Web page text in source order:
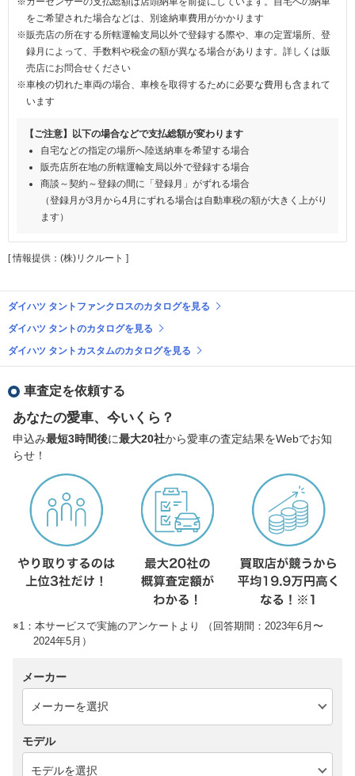
をご希望された場合などは、別途納車費用がかかります
※販売店の所在する所轄運輸支局以外で登録する際や、車の定置場所、登
録月によって、手数料や税金の額が異なる場合があります。詳しくは販
売店にお問合せください
※車検の切れた車両の場合、車検を取得するために必要な費用も含まれて
います
【ご注意】以下の場合などで支払総額が変わります
自宅などの指定の場所へ陸送納車を希望する場合
販売店所在地の所轄運輸支局以外で登録する場合
商談～契約～登録の間に「登録月」がずれる場合
（登録月が3月から4月にずれる場合は自動車税の額が大きく上がり
ます）
[ 情報提供：(株)リクルート ]
ダイハツ タントファンクロスのカタログを見る
ダイハツ タントのカタログを見る
ダイハツ タントカスタムのカタログを見る
車査定を依頼する
あなたの愛車、今いくら？
申込み最短3時間後に最大20社から愛車の査定結果をWebでお知
らせ！
※1：本サービスで実施のアンケートより （回答期間：2023年6月〜
2024年5月）
メーカー
モデル